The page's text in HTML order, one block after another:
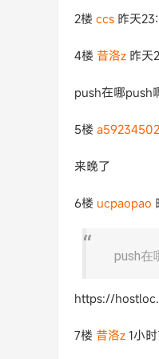
2楼 ccs 昨天
4楼 昔洛z 昨天
push在哪push
5楼
来晚了
6楼 ucpaopao
push在
https://
7楼 昔洛z 1小